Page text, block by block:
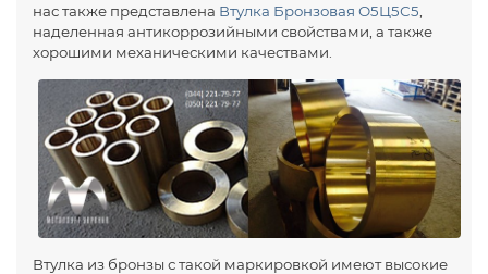
нас также представлена Втулка Бронзовая О5Ц5С5
наделенная антикоррозийными свойствами, а также
хорошими механическими качествами.
Втулка из бронзы с такой маркировкой имеют высокие